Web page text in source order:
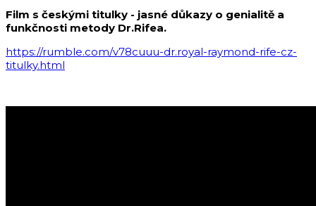
Film s českými titulky - jasné důkazy o genialitě a
funkčnosti metody Dr.Rifea.
https://rumble.com/v78cuuu-dr.royal-raymond-rife-cz-
titulky.html